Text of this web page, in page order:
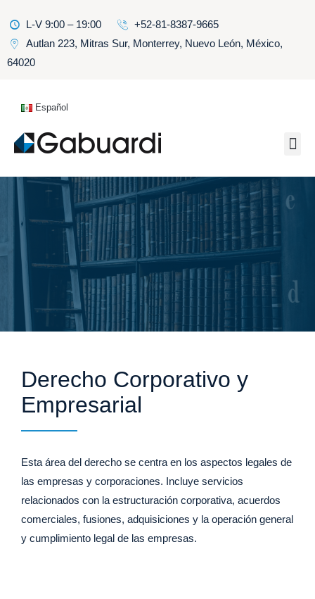
L-V 9:00 – 19:00
+52-81-8387-9665
Autlan 223, Mitras Sur, Monterrey, Nuevo León, México,
64020
Español
Derecho Corporativo y
Empresarial
Esta área del derecho se centra en los aspectos legales de
las empresas y corporaciones. Incluye servicios
relacionados con la estructuración corporativa, acuerdos
comerciales, fusiones, adquisiciones y la operación general
y cumplimiento legal de las empresas.